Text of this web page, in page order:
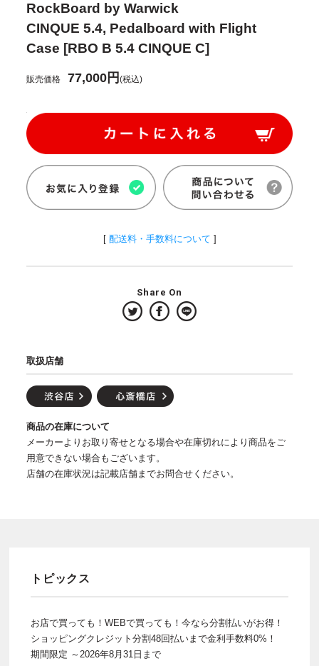
RockBoard by Warwick
CINQUE 5.4, Pedalboard with Flight
Case [RBO B 5.4 CINQUE C]
販売価格 77,000円(税込)
[ 配送料・手数料について ]
Share On
取扱店舗
商品の在庫について
メーカーよりお取り寄せとなる場合や在庫切れにより商品をご
用意できない場合もございます。
店舗の在庫状況は記載店舗までお問合せください。
トピックス
お店で買っても！WEBで買っても！今なら分割払いがお得！
ショッピングクレジット分割48回払いまで金利手数料0%！
期間限定 ～2026年8月31日まで